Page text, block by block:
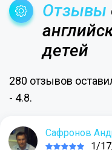
Отзывы
детей
280 отзывов
- 4.8.
Сафронов
1/